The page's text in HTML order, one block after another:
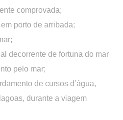
comprovada;
porto de arribada;
decorrente de fortuna do mar
pelo mar;
de cursos d’água,
durante a viagem